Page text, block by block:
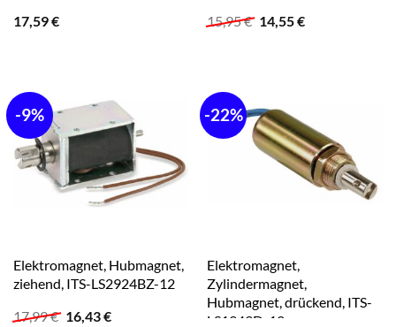
17,59€
15,95€ Ursprünglicher
Preis
14,55€Aktueller
-9%
Elektromagnet, Hubmagnet,
ziehend, ITS-LS2924BZ-12
17,99€ Ursprünglicher
16,43€Aktueller
-22%
Elektromagnet,
Zylindermagnet,
Hubmagnet, drückend, ITS-
LS1949D-12